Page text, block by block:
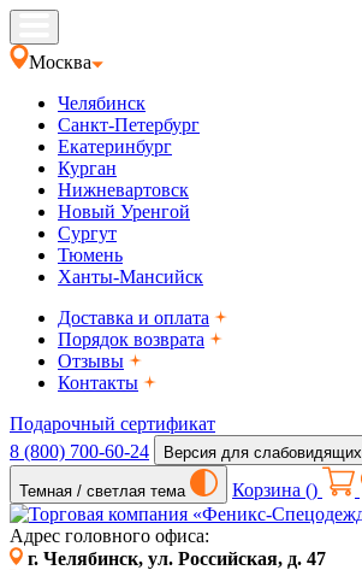
Москва
Челябинск
Санкт-Петербург
Екатеринбург
Курган
Нижневартовск
Новый Уренгой
Сургут
Тюмень
Ханты-Мансийск
Доставка и оплата
Порядок возврата
Отзывы
Контакты
Подарочный сертификат
8 (800) 700-60-24
Версия для слабовидящих
Темная / светлая тема Корзина ()
Адрес головного офиса:
г. Челябинск, ул. Российская, д. 47